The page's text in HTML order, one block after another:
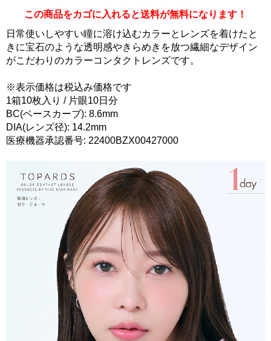
この商品をカゴに入れると送料が無料になります！
日常使いしやすい瞳に溶け込むカラーとレンズを着けたと
きに宝石のような透明感やきらめきを放つ繊細なデザイン
がこだわりのカラーコンタクトレンズです。
※表示価格は税込み価格です
1箱10枚入り / 片眼10日分
BC(ベースカーブ): 8.6mm
DIA(レンズ径): 14.2mm
医療機器承認番号: 22400BZX00427000